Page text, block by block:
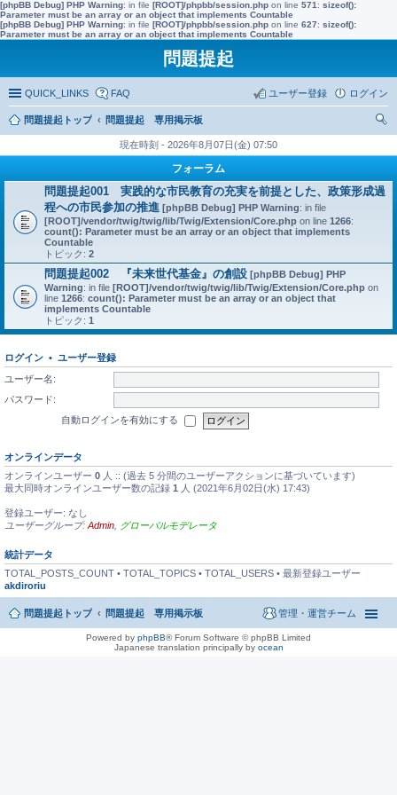
[phpBB Debug] PHP Warning: in file [ROOT]/phpbb/session.php on line 571 : sizeof():
Parameter must be an array or an object that implements Countable
[phpBB Debug] PHP Warning: in file [ROOT]/phpbb/session.php on line 627: sizeof():
Parameter must be an array or an object that implements Countable
問題提起
QUICK_LINKS FAQ ログイン
ユーザー登録
問題提起トップ
問題提起 専用掲示板
現在時刻 - 2026年8月07日(金) 07:50
フォーラム
問題提起001 実践的な市民教育の充実を前提とした、政策形成過
程への市民参加の推進 [phpBB Debug] PHP Warning: in file
[ROOT]/vendor/twig/twig/lib/Twig/Extension/Core.php on line 1266:
count(): Parameter must be an array or an object that implements
Countable
トピック: 2
問題提起002 『未来世代基金』の創設 [phpBB Debug] PHP
Warning: in file [ROOT]/vendor/twig/twig/lib/Twig/Extension/Core.php on
line 1266: count(): Parameter must be an array or an object that
implements Countable
トピック: 1
ログイン • ユーザー登録
ユーザー名:
パスワード:
自動ログインを有効にする
オンラインデータ
オンラインユーザー 0 人 :: (過去 5 分間のユーザーアクションに基づいています)
最大同時オンラインユーザー数の記録 1 人 (2021年6月02日(水) 17:43)
登録ユーザー: なし
ユーザーグループ: Admin グローバルモデレータ
統計データ
TOTAL_POSTS_COUNT • TOTAL_TOPICS • TOTAL_USERS • 最新登録ユーザー
akdiroriu
問題提起トップ 問題提起 専用掲示板 管理・運営チーム
Powered by phpBB® Forum Software © phpBB Limited
Japanese translation principally by ocean